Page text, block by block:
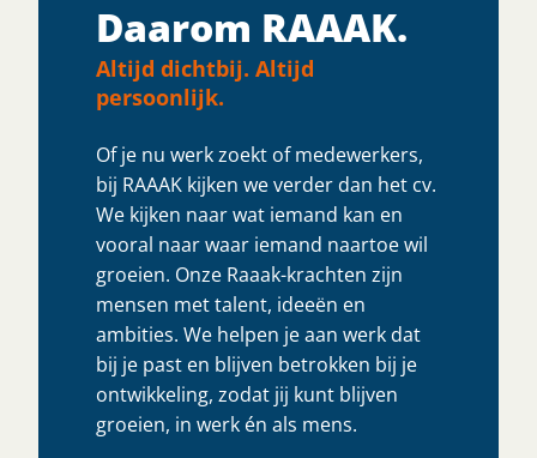
Daarom RAAAK.
Altijd dichtbij. Altijd
persoonlijk.
Of je nu werk zoekt of medewerkers,
bij RAAAK kijken we verder dan het cv.
We kijken naar wat iemand kan en
vooral naar waar iemand naartoe wil
groeien. Onze Raaak-krachten zijn
mensen met talent, ideeën en
ambities. We helpen je aan werk dat
bij je past en blijven betrokken bij je
ontwikkeling, zodat jij kunt blijven
groeien, in werk én als mens.